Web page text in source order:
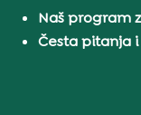
Naš program
Česta pitanja